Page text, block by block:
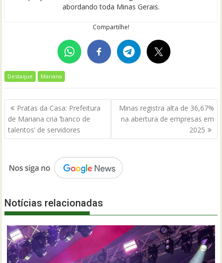
abordando toda Minas Gerais.
Compartilhe!
Destaque Mariana
Navegação
de
Post
Pratas da Casa: Prefeitura
de Mariana cria ‘banco de
talentos’ de servidores
Minas registra alta de 36,67%
na abertura de empresas em
2025
Notícias relacionadas